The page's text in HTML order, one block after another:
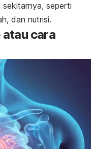
seperti
dan nutrisi.
atau cara